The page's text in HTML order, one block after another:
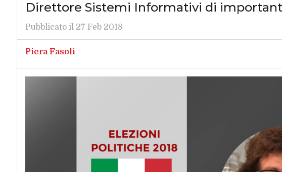
Direttore Sistemi Informativi di
Pubblicato il 27 Feb 2018
Piera Fasoli